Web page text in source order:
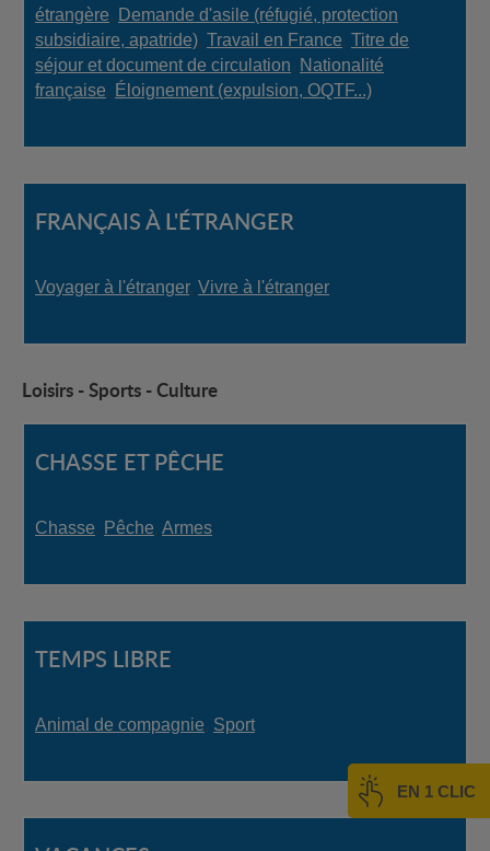
EN 1 CLIC
étrangère, Demande d'asile (réfugié, protection
subsidiaire, apatride), Travail en France, Titre de
séjour et document de circulation, Nationalité
française, Éloignement (expulsion, OQTF...)
FRANÇAIS À L'ÉTRANGER
Voyager à l'étranger, Vivre à l'étranger
Loisirs - Sports - Culture
CHASSE ET PÊCHE
Chasse, Pêche, Armes
TEMPS LIBRE
Animal de compagnie, Sport